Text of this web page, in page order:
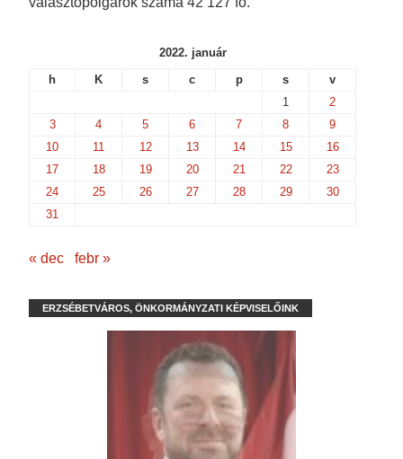
o w ) )
2022. január
h
K s c p s
v
1
2
3
4 5 6 7 8
9
10
11 12 13 14 15
16
17
18 19 20 21 22
23
24
25 26 27 28 29
30
31
« dec febr »
ERZSÉBETVÁROS, ÖNKORMÁNYZATI KÉPVISELŐINK